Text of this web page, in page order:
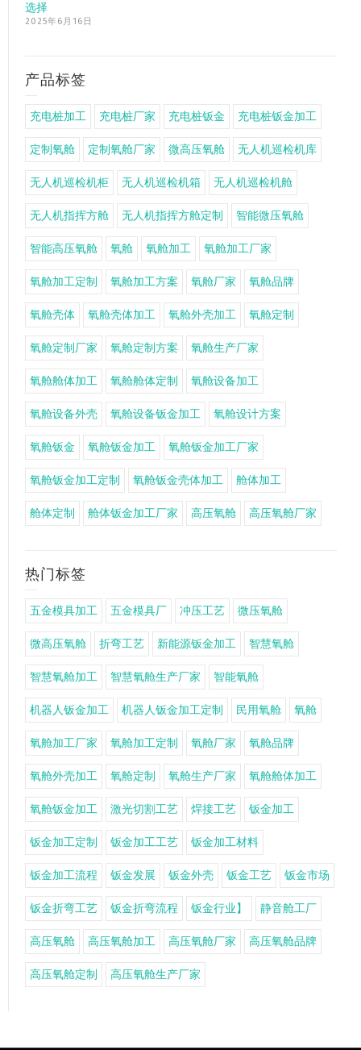
选择
2025年6月16日
产品标签
充电桩加工 充电桩厂家 充电桩钣金 充电桩钣金加工
定制氧舱 定制氧舱厂家 微高压氧舱 无人机巡检机库
无人机巡检机柜 无人机巡检机箱 无人机巡检机舱
无人机指挥方舱 无人机指挥方舱定制 智能微压氧舱
智能高压氧舱 氧舱 氧舱加工 氧舱加工厂家
氧舱加工定制 氧舱加工方案 氧舱厂家 氧舱品牌
氧舱壳体 氧舱壳体加工 氧舱外壳加工 氧舱定制
氧舱定制厂家 氧舱定制方案 氧舱生产厂家
氧舱舱体加工 氧舱舱体定制 氧舱设备加工
氧舱设备外壳 氧舱设备钣金加工 氧舱设计方案
氧舱钣金 氧舱钣金加工 氧舱钣金加工厂家
氧舱钣金加工定制 氧舱钣金壳体加工 舱体加工
舱体定制 舱体钣金加工厂家 高压氧舱 高压氧舱厂家
热门标签
五金模具加工 五金模具厂 冲压工艺 微压氧舱
微高压氧舱 折弯工艺 新能源钣金加工 智慧氧舱
智慧氧舱加工 智慧氧舱生产厂家 智能氧舱
机器人钣金加工 机器人钣金加工定制 民用氧舱 氧舱
氧舱加工厂家 氧舱加工定制 氧舱厂家 氧舱品牌
氧舱外壳加工 氧舱定制 氧舱生产厂家 氧舱舱体加工
氧舱钣金加工 激光切割工艺 焊接工艺 钣金加工
钣金加工定制 钣金加工工艺 钣金加工材料
钣金加工流程 钣金发展 钣金外壳 钣金工艺 钣金市场
钣金折弯工艺 钣金折弯流程 钣金行业】 静音舱工厂
高压氧舱 高压氧舱加工 高压氧舱厂家 高压氧舱品牌
高压氧舱定制 高压氧舱生产厂家